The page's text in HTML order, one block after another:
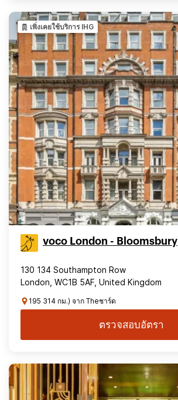
เพิ่งเคยใช้บริการ IHG
voco London - Bloomsbury
130 134 Southampton Row
London, WC1B 5AF, United Kingdom
195 314 กม.) จาก Theชาร์ด
ตรวจสอบอัตรา